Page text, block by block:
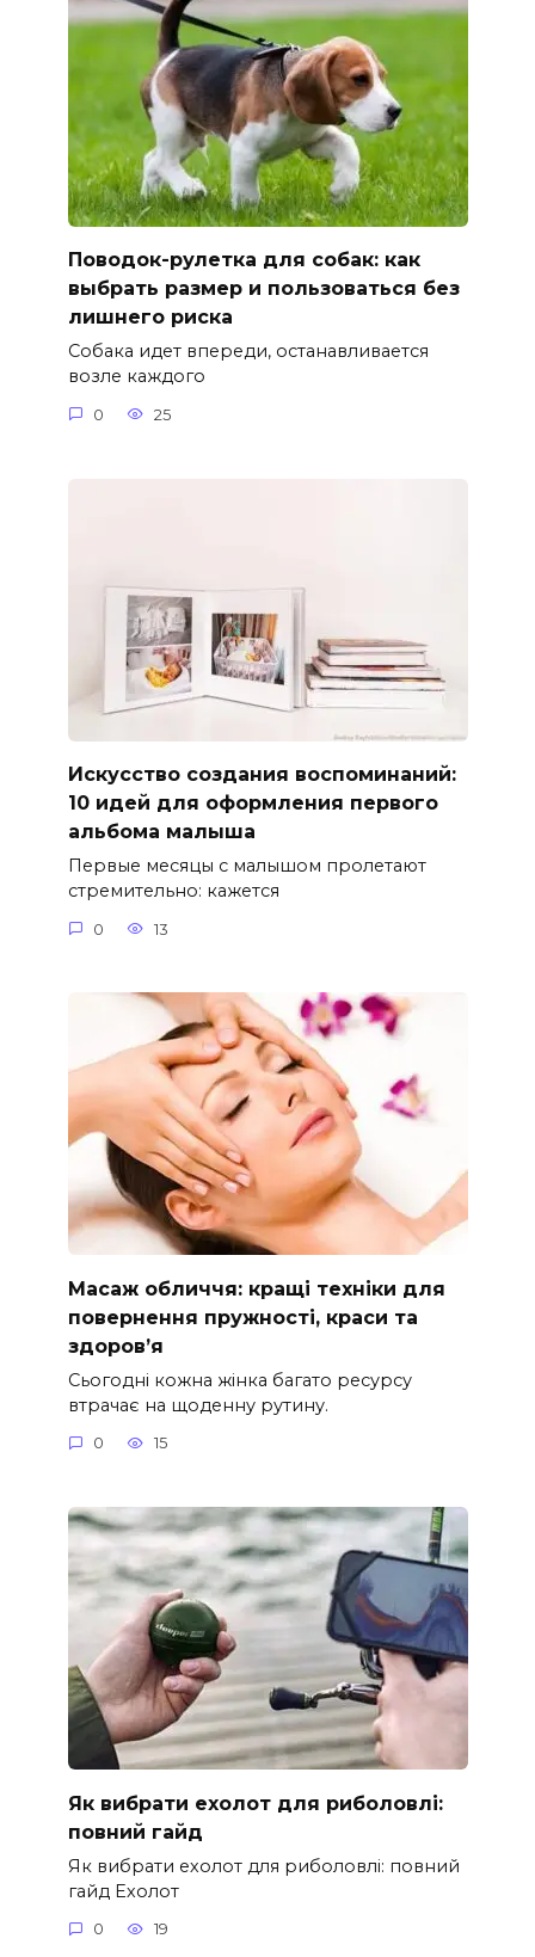
Поводок-рулетка для собак: как
выбрать размер и пользоваться без
лишнего риска
Собака идет впереди, останавливается
возле каждого
0 25
Искусство создания воспоминаний:
10 идей для оформления первого
альбома малыша
Первые месяцы с малышом пролетают
стремительно: кажется
0 13
Масаж обличчя: кращі техніки для
повернення пружності, краси та
здоров’я
Сьогодні кожна жінка багато ресурсу
втрачає на щоденну рутину.
0 15
Як вибрати ехолот для риболовлі:
повний гайд
Як вибрати ехолот для риболовлі: повний
гайд Ехолот
0 19